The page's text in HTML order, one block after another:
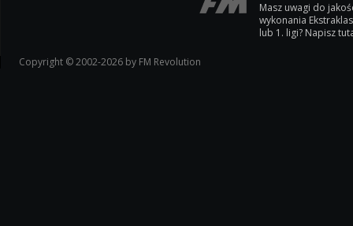
Masz uwagi do
wykonania
lub 1. ligi? Napisz
Copyright © 2002-2026 by FM Revolution